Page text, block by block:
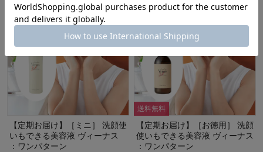
【定期お届け】［ミニ］ 洗顔使
いもできる美容液 ヴィーナス
：ワンパターン
送料無料
【定期お届け】［お徳用］ 洗顔
使いもできる美容液 ヴィーナス
：ワンパターン